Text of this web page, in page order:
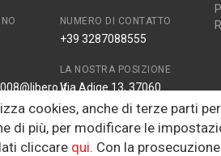
NUMERO DI CONTATTO
+39 3287088555
LA NOSTRA POSIZIONE
Via Adige 13, 37060
Zona Industriale Pradelle
cookies, anche di terze parti
di più, per modificare le
cliccare qui. Con la